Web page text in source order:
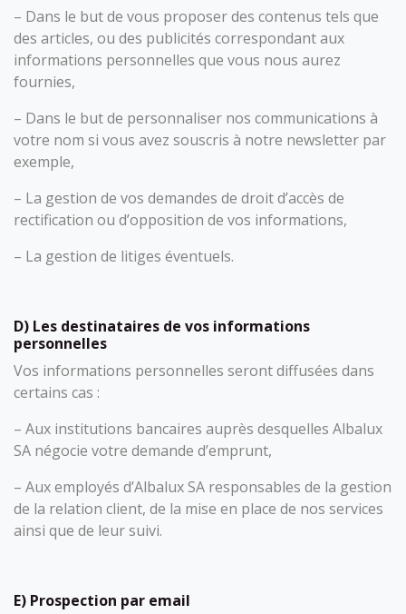
– Dans le but de vous proposer des contenus tels que
des articles, ou des publicités correspondant aux
informations personnelles que vous nous aurez
fournies,
– Dans le but de personnaliser nos communications à
votre nom si vous avez souscris à notre newsletter par
exemple,
– La gestion de vos demandes de droit d’accès de
rectification ou d’opposition de vos informations,
– La gestion de litiges éventuels.
D) Les destinataires de vos informations
personnelles
Vos informations personnelles seront diffusées dans
certains cas :
– Aux institutions bancaires auprès desquelles Albalux
SA négocie votre demande d’emprunt,
– Aux employés d’Albalux SA responsables de la gestion
de la relation client, de la mise en place de nos services
ainsi que de leur suivi.
E) Prospection par email